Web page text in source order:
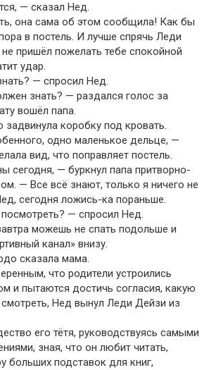
— сказал Нед.
она сама об этом сообщила! Как бы
в постель. И лучше спрячь Леди
пришёл пожелать тебе спокойной
удар.
— спросил Нед.
знать? — раздался голос за
вошёл папа.
коробку под кровать.
одно маленькое дельце, —
вид, что поправляет постель.
сегодня, — буркнул папа притворно-
— Все всё знают, только я ничего не
сегодня ложись-ка пораньше.
— спросил Нед.
можешь не спать подольше и
канал» внизу.
сказала мама.
что родители устроились
и пытаются достичь согласия, какую
Нед вынул Леди Дейзи из
его тётя, руководствуясь самыми
зная, что он любит читать,
больших подставок для книг,